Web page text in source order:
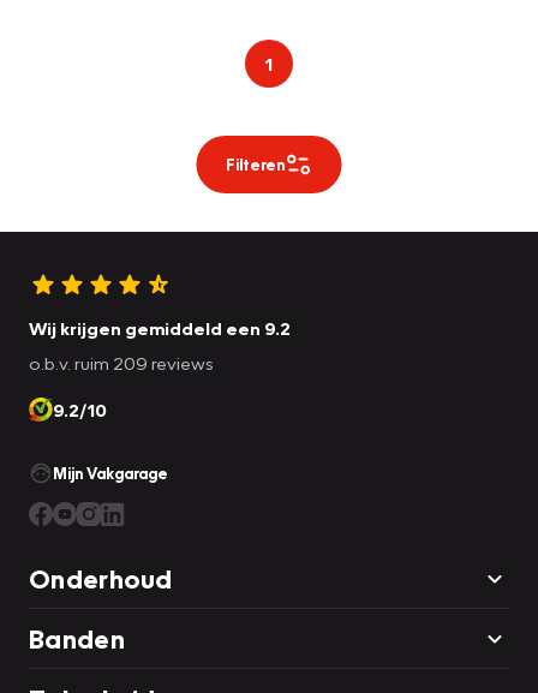
1
Filteren
Wij krijgen gemiddeld een 9.2
o.b.v. ruim 209 reviews
9.2/10
Mijn Vakgarage
Onderhoud
Banden